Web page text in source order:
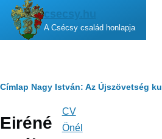
Ugrás a tartalomra
csecsy.hu
A Csécsy család honlapja
Morzsa
Címlap Nagy István: Az Újszövetség
Eiréné
Fő
navigáció
CV
Önél